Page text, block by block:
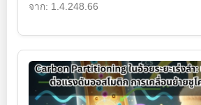
จาก: 1.4.248.66